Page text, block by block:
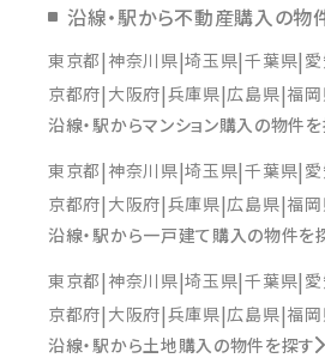
沿線・駅から不動産購入の物
東京都 神奈川県 埼玉県 千葉県
京都府 大阪府 兵庫県 広島県 福
沿線・駅からマンション購入の物件
東京都 神奈川県 埼玉県 千葉県
京都府 大阪府 兵庫県 広島県 福
沿線・駅から一戸建て購入の物件を
東京都 神奈川県 埼玉県 千葉県
京都府 大阪府 兵庫県 広島県 福
沿線・駅から土地購入の物件を探す